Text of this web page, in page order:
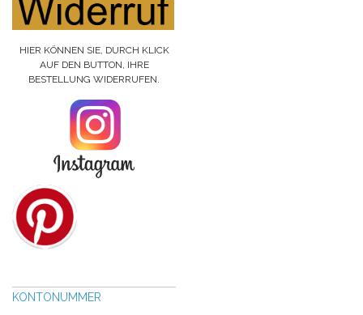
HIER KÖNNEN SIE, DURCH KLICK
AUF DEN BUTTON, IHRE
BESTELLUNG WIDERRUFEN.
KONTONUMMER